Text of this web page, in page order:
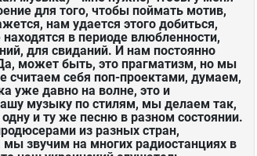
для того, чтобы поймать мотив,
нам удается этого добиться,
в периоде влюбленности,
для свиданий. И нам постоянно
может быть, это прагматизм, но мы
считаем себя поп-проектами, думаем,
уже давно на волне, это и
музыку по стилям, мы делаем так,
и ту же песню в разном состоянии.
из разных стран,
звучим на многих радиостанциях в